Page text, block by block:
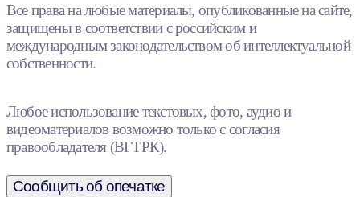
Все права на любые материалы, опубликованные на сайте,
защищены в соответствии с российским и
международным законодательством об интеллектуальной
собственности.
Любое использование текстовых, фото, аудио и
видеоматериалов возможно только с согласия
правообладателя (ВГТРК).
Сообщить об опечатке